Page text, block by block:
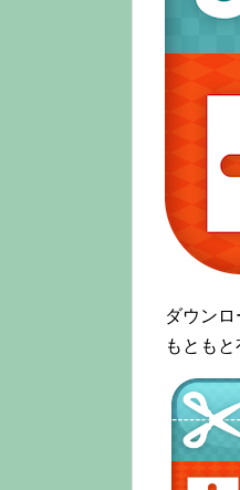
ダウンロ
もとも